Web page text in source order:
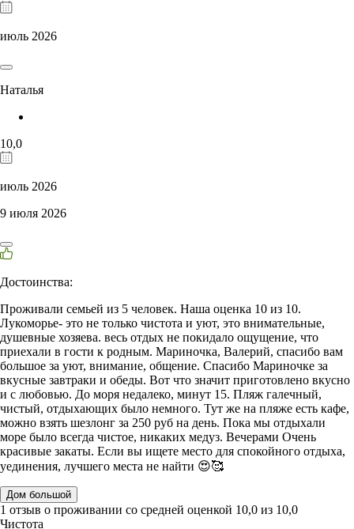
июль 2026
Наталья
10,0
июль 2026
9 июля 2026
Достоинства:
Проживали семьей из 5 человек. Наша оценка 10 из 10.
Лукоморье- это не только чистота и уют, это внимательные,
душевные хозяева. весь отдых не покидало ощущение, что
приехали в гости к родным. Мариночка, Валерий, спасибо вам
большое за уют, внимание, общение. Спасибо Мариночке за
вкусные завтраки и обеды. Вот что значит приготовлено вкусно
и с любовью. До моря недалеко, минут 15. Пляж галечный,
чистый, отдыхающих было немного. Тут же на пляже есть кафе,
можно взять шезлонг за 250 руб на день. Пока мы отдыхали
море было всегда чистое, никаких медуз. Вечерами Очень
красивые закаты. Если вы ищете место для спокойного отдыха,
уединения, лучшего места не найти 😍🥰
Дом большой
1 отзыв о проживании со средней оценкой 10,0 из 10,0
Чистота